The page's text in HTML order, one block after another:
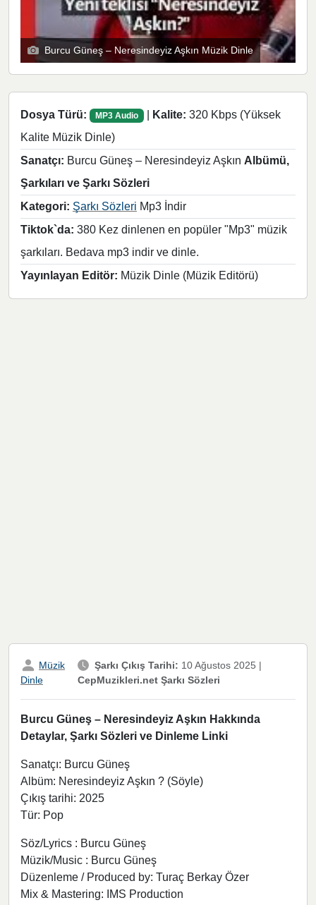
Burcu Güneş – Neresindeyiz Aşkın Müzik Dinle
Dosya Türü: MP3 Audio | Kalite: 320 Kbps (Yüksek
Kalite Müzik Dinle)
Sanatçı: Burcu Güneş – Neresindeyiz Aşkın Albümü,
Şarkıları ve Şarkı Sözleri
Kategori: Şarkı Sözleri Mp3 İndir
Tiktok`da: 380 Kez dinlenen en popüler "Mp3" müzik
şarkıları. Bedava mp3 indir ve dinle.
Yayınlayan Editör: Müzik Dinle (Müzik Editörü)
Müzik
Dinle
Şarkı Çıkış Tarihi: 10 Ağustos 2025 |
CepMuzikleri.net Şarkı Sözleri
Burcu Güneş – Neresindeyiz Aşkın Hakkında
Detaylar, Şarkı Sözleri ve Dinleme Linki
Sanatçı: Burcu Güneş
Albüm: Neresindeyiz Aşkın ? (Söyle)
Çıkış tarihi: 2025
Tür: Pop
Söz/Lyrics : Burcu Güneş
Müzik/Music : Burcu Güneş
Düzenleme / Produced by: Turaç Berkay Özer
Mix & Mastering: IMS Production